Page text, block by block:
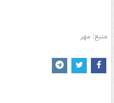
منبع: مهر